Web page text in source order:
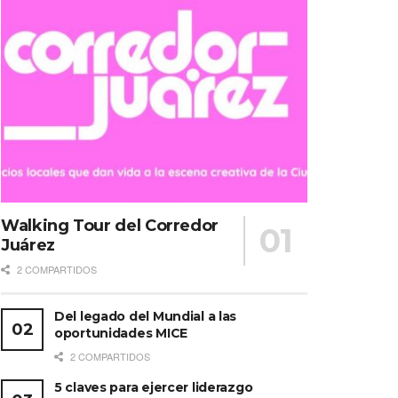
Walking Tour del Corredor
Juárez
2 COMPARTIDOS
Del legado del Mundial a las
oportunidades MICE
2 COMPARTIDOS
5 claves para ejercer liderazgo